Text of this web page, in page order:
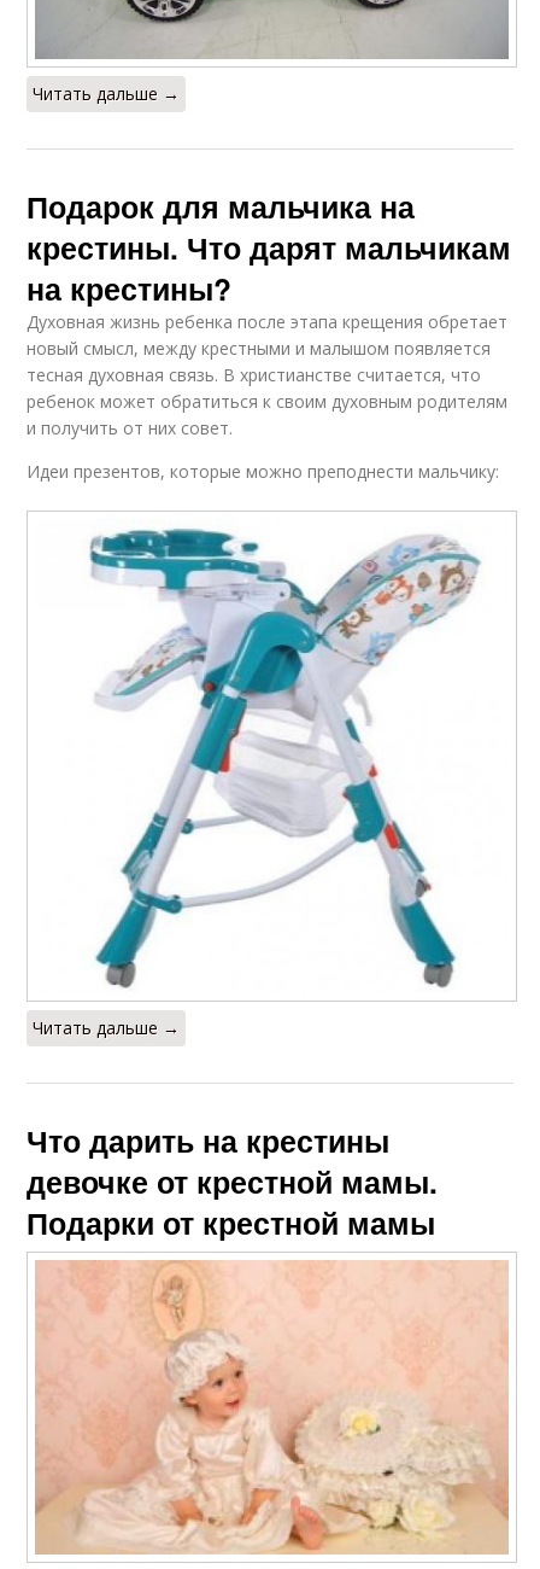
Читать дальше →
Подарок для мальчика на
крестины. Что дарят мальчикам
на крестины?
Духовная жизнь ребенка после этапа крещения обретает
новый смысл, между крестными и малышом появляется
тесная духовная связь. В христианстве считается, что
ребенок может обратиться к своим духовным родителям
и получить от них совет.
Идеи презентов, которые можно преподнести мальчику:
Читать дальше →
Что дарить на крестины
девочке от крестной мамы.
Подарки от крестной мамы